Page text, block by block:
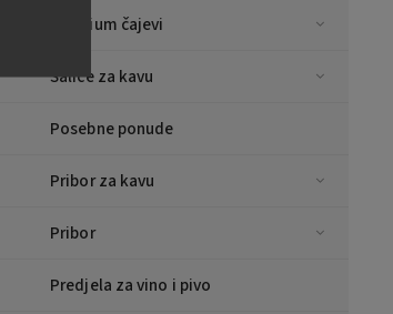
Premium čajevi
Šalice za kavu
Posebne ponude
Pribor za kavu
Pribor
Predjela za vino i pivo